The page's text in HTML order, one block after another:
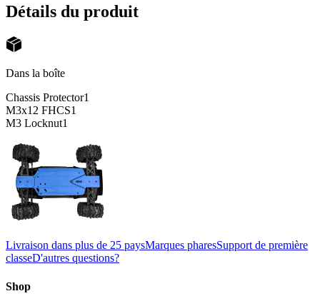
Détails du produit
Dans la boîte
Chassis Protector1
M3x12 FHCS1
M3 Locknut1
Livraison dans plus de 25 paysMarques pharesSupport de première
classeD'autres questions?
Shop